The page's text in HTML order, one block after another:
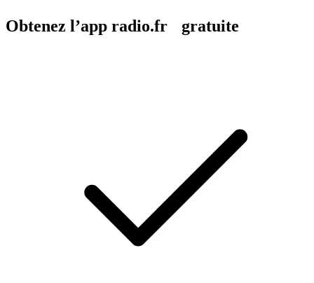
Obtenez l’app radio.fr gratuite